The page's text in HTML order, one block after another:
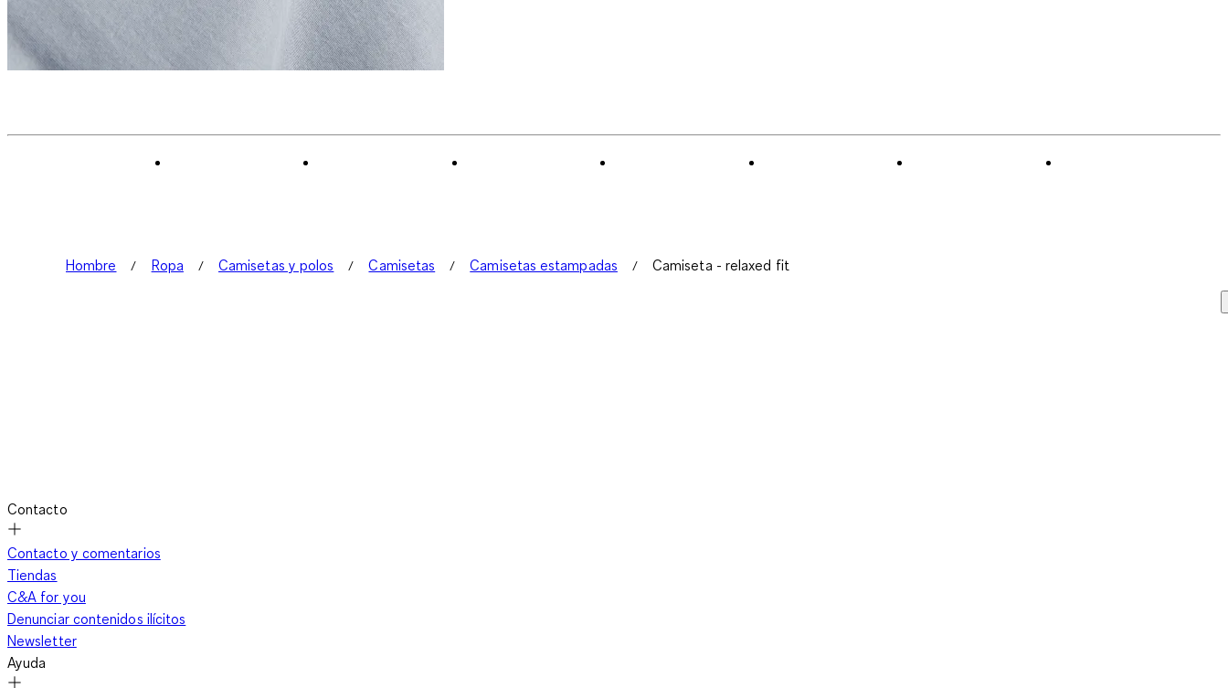
Hombre Ropa Camisetas y polos Camisetas Camisetas estampadas Camiseta - relaxed fit
Contacto
Contacto y comentarios
Tiendas
C&A for you
Denunciar contenidos ilícitos
Newsletter
Ayuda